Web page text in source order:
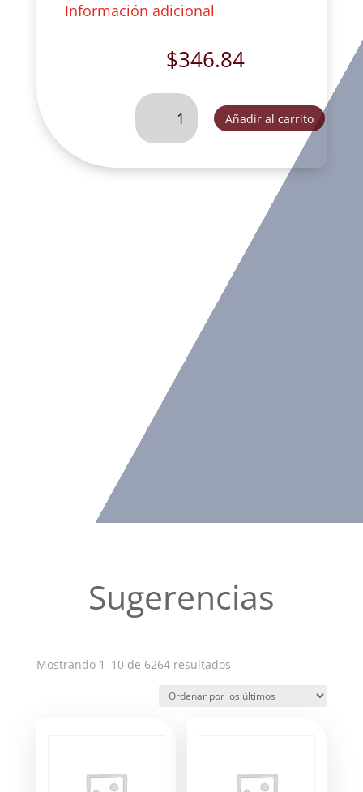
Información adicional
$346.84
SAN
DORMIDO
CM
Añadir al carrito
Sugerencias
Mostrando 1–10 de 6264 resultadosOrdenado
los